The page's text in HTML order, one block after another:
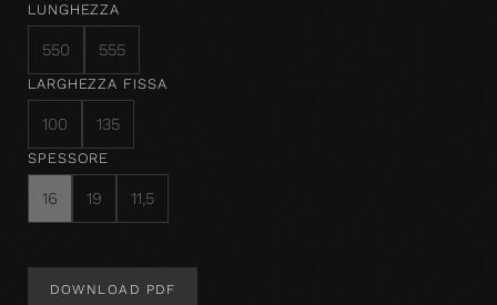
LUNGHEZZA
550 555
LARGHEZZA FISSA
100 135
SPESSORE
16 19 11,5
DOWNLOAD PDF